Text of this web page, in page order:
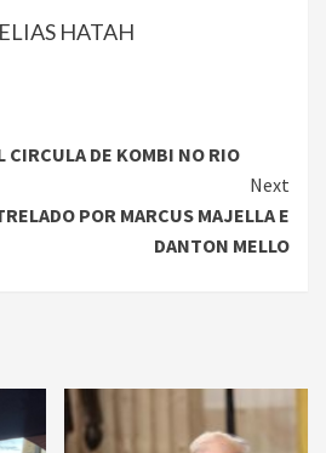
HATAH
CIRCULA DE KOMBI NO RIO
Next
POR MARCUS MAJELLA E
DANTON MELLO